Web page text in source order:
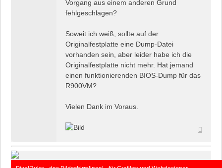
Vorgang aus einem anderen Grund
fehlgeschlagen?
Soweit ich weiß, sollte auf der
Originalfestplatte eine Dump-Datei
vorhanden sein, aber leider habe ich die
Originalfestplatte nicht mehr. Hat jemand
einen funktionierenden BIOS-Dump für das
R900VM?
Vielen Dank im Voraus.